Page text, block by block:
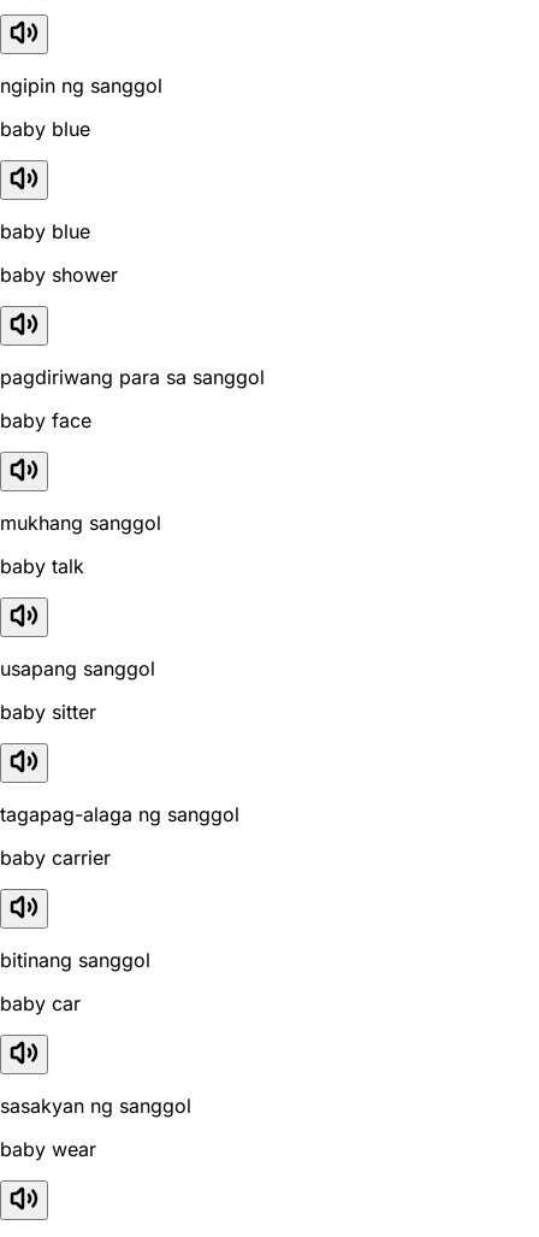
ngipin ng sanggol
baby blue
baby blue
baby shower
pagdiriwang para sa sanggol
baby face
mukhang sanggol
baby talk
usapang sanggol
baby sitter
tagapag-alaga ng sanggol
baby carrier
bitinang sanggol
baby car
sasakyan ng sanggol
baby wear